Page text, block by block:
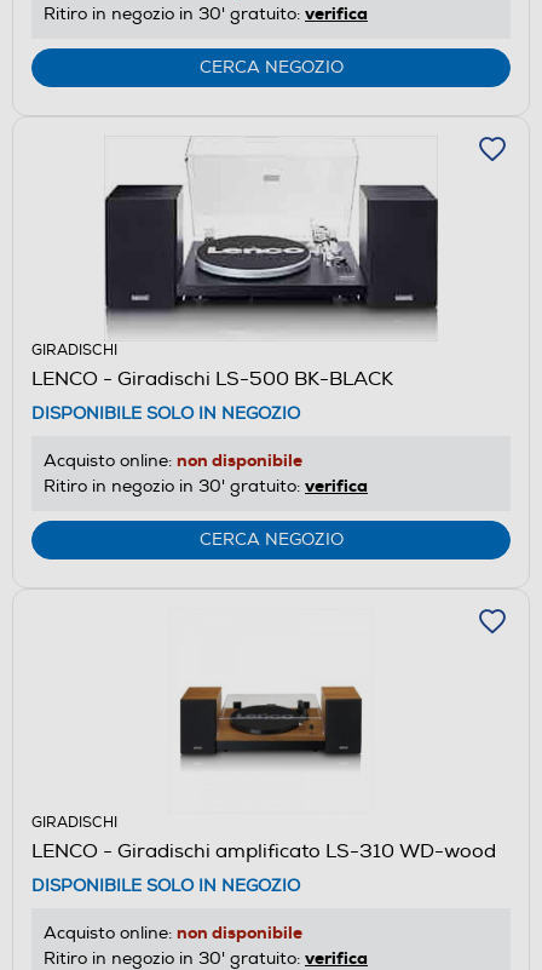
Ritiro in negozio in 30' gratuito: verifica
CERCA NEGOZIO
GIRADISCHI
LENCO - Giradischi LS-500 BK-BLACK
DISPONIBILE SOLO IN NEGOZIO
Acquisto online: non disponibile
Ritiro in negozio in 30' gratuito: verifica
CERCA NEGOZIO
GIRADISCHI
LENCO - Giradischi amplificato LS-310 WD-wood
DISPONIBILE SOLO IN NEGOZIO
Acquisto online: non disponibile
Ritiro in negozio in 30' gratuito: verifica